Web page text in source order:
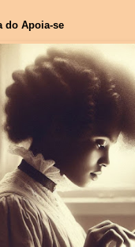
do Apoia-se